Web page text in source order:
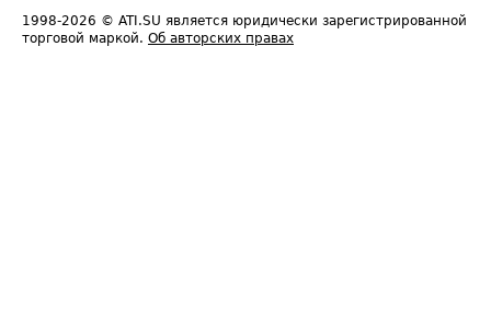
1998-2026 © ATI.SU является юридически зарегистрированной
торговой маркой. Об авторских правах